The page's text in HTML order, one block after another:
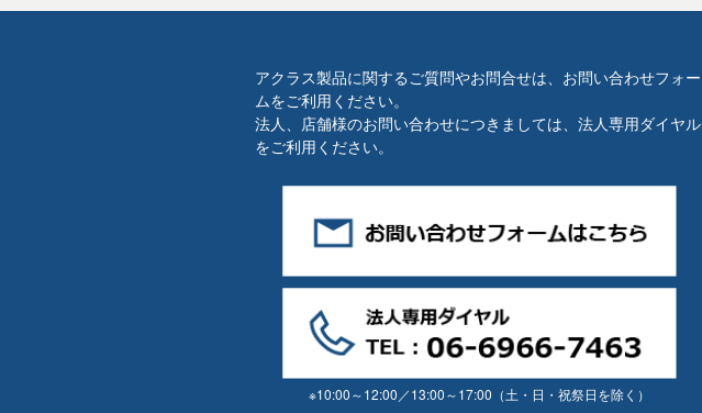
アクラス製品に関するご質問やお問合せは、お問い合わせフォー
ムをご利用ください。
法人、店舗様のお問い合わせにつきましては、法人専用ダイヤル
をご利用ください。
※10:00～12:00／13:00～17:00 （土・日・祝祭日を除く）